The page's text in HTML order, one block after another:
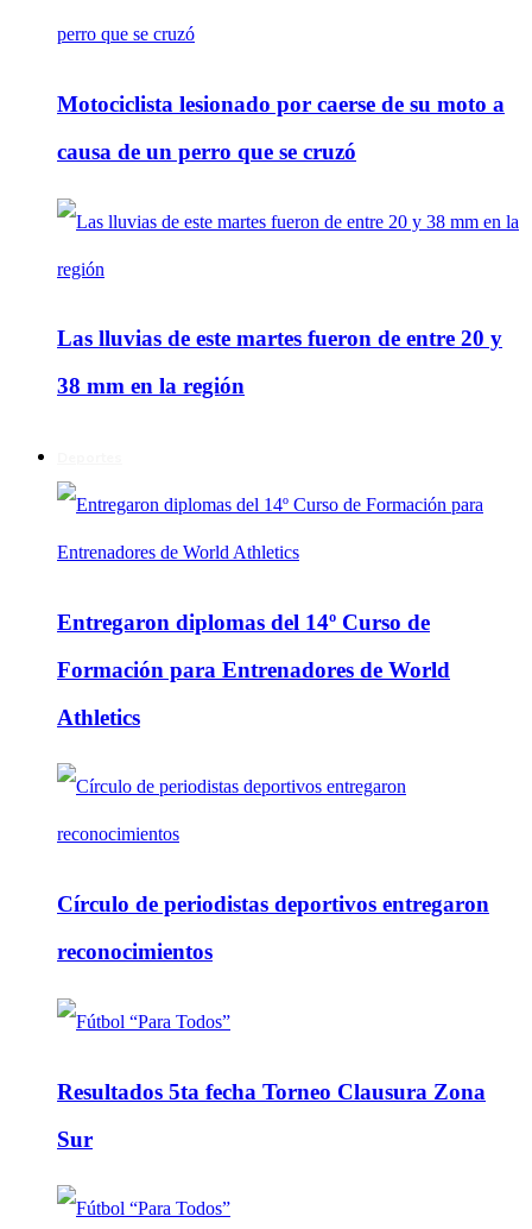
Motociclista lesionado por caerse de su moto a
causa de un perro que se cruzó
Las lluvias de este martes fueron de entre 20 y
38 mm en la región
Entregaron diplomas del 14º Curso de
Formación para Entrenadores de World
Athletics
Círculo de periodistas deportivos entregaron
reconocimientos
Resultados 5ta fecha Torneo Clausura Zona
Sur